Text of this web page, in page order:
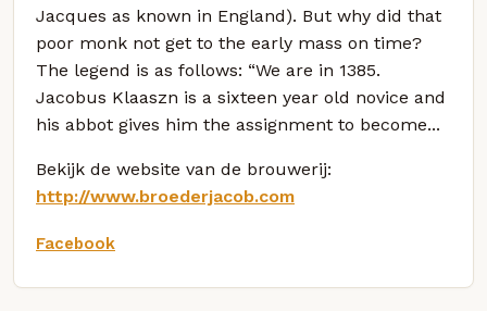
Jacques as known in England). But why did that
poor monk not get to the early mass on time?
The legend is as follows: “We are in 1385.
Jacobus Klaaszn is a sixteen year old novice and
his abbot gives him the assignment to become...
Bekijk de website van de brouwerij:
http://www.broederjacob.com
Facebook